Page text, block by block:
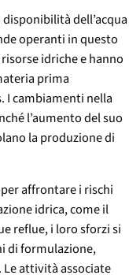
dell’acqua
operanti in questo
idriche e hanno
prima
I cambiamenti nella
l’aumento del suo
la produzione di
affrontare i rischi
idrica, come il
reflue, i loro sforzi si
di formulazione,
Le attività associate